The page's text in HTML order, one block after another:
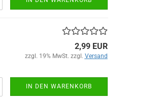
2,99 EUR
zzgl. 19% MwSt. zzgl. Versand
IN DEN WARENKORB